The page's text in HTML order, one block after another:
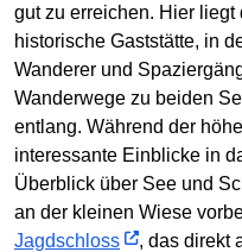
gut zu erreichen. Hier
historische Gaststätte, in
Wanderer und
Wanderwege zu beiden
entlang. Während der
interessante Einblicke in
Überblick über See und
an der kleinen Wiese
Jagdschloss
, das direkt